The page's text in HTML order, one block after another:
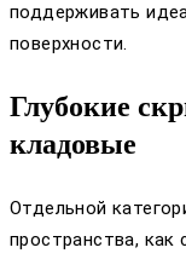
поддерживать
поверхности.
Глубокие
кладовые
Отдельной
пространства,